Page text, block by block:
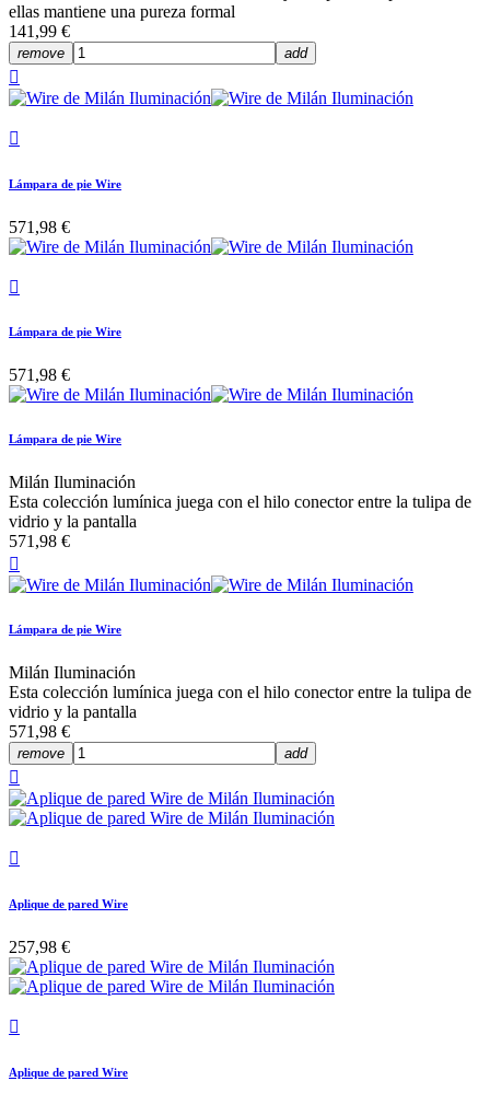
ellas mantiene una pureza formal
141,99 €
remove add


Lámpara de pie Wire
571,98 €

Lámpara de pie Wire
571,98 €
Lámpara de pie Wire
Milán Iluminación
Esta colección lumínica juega con el hilo conector entre la tulipa de
vidrio y la pantalla
571,98 €

Lámpara de pie Wire
Milán Iluminación
Esta colección lumínica juega con el hilo conector entre la tulipa de
vidrio y la pantalla
571,98 €
remove add


Aplique de pared Wire
257,98 €

Aplique de pared Wire